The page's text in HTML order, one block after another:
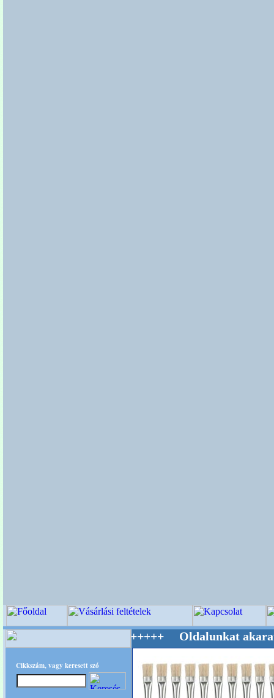
Cikkszám, vagy keresett szó
Mestere! +++++++ Oldalunkat akarattal